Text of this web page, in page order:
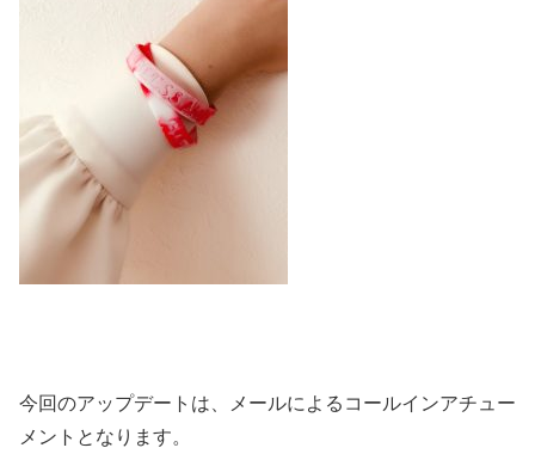
今回のアップデートは、メールによるコールインアチュー
メントとなります。